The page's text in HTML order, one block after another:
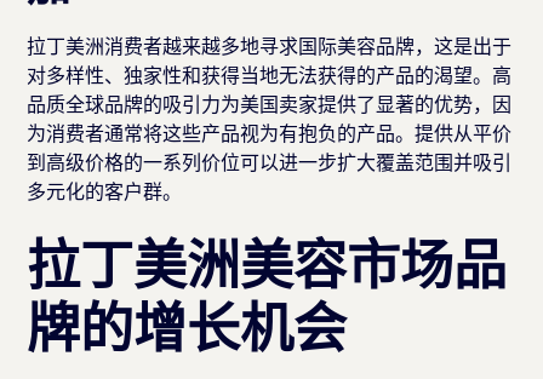
拉丁美洲消费者越来越多地寻求国际美容品牌，这是出于
对多样性、独家性和获得当地无法获得的产品的渴望。高
品质全球品牌的吸引力为美国卖家提供了显著的优势，因
为消费者通常将这些产品视为有抱负的产品。提供从平价
到高级价格的一系列价位可以进一步扩大覆盖范围并吸引
多元化的客户群。
拉丁美洲美容市场品
牌的增长机会